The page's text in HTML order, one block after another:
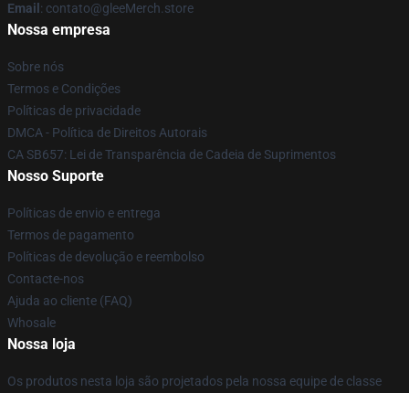
Email : contato@gleeMerch.store
Nossa empresa
Sobre nós
Termos e Condições
Políticas de privacidade
DMCA - Política de Direitos Autorais
CA SB657: Lei de Transparência de Cadeia de Suprimentos
Nosso Suporte
Políticas de envio e entrega
Termos de pagamento
Políticas de devolução e reembolso
Contacte-nos
Ajuda ao cliente (FAQ)
Whosale
Nossa loja
Os produtos nesta loja são projetados pela nossa equipe de classe